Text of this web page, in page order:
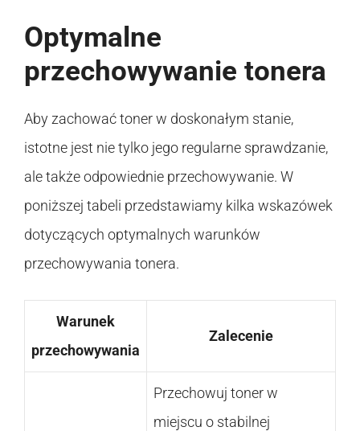
Optymalne
przechowywanie tonera
Aby zachować toner w doskonałym stanie,
istotne jest nie tylko jego regularne sprawdzanie,
ale także odpowiednie przechowywanie. W
poniższej tabeli przedstawiamy kilka wskazówek
dotyczących optymalnych warunków
przechowywania tonera.
Warunek
przechowywania
Zalecenie
Przechowuj toner w
miejscu o stabilnej